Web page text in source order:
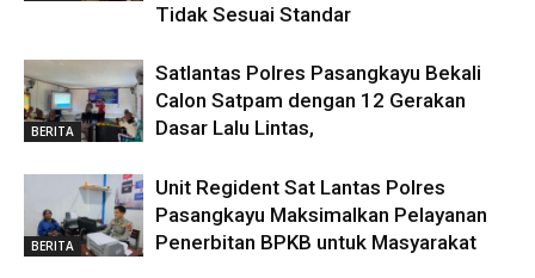
Tidak Sesuai Standar
BERITA
Satlantas Polres Pasangkayu Bekali
Calon Satpam dengan 12 Gerakan
Dasar Lalu Lintas,
BERITA
Unit Regident Sat Lantas Polres
Pasangkayu Maksimalkan Pelayanan
Penerbitan BPKB untuk Masyarakat